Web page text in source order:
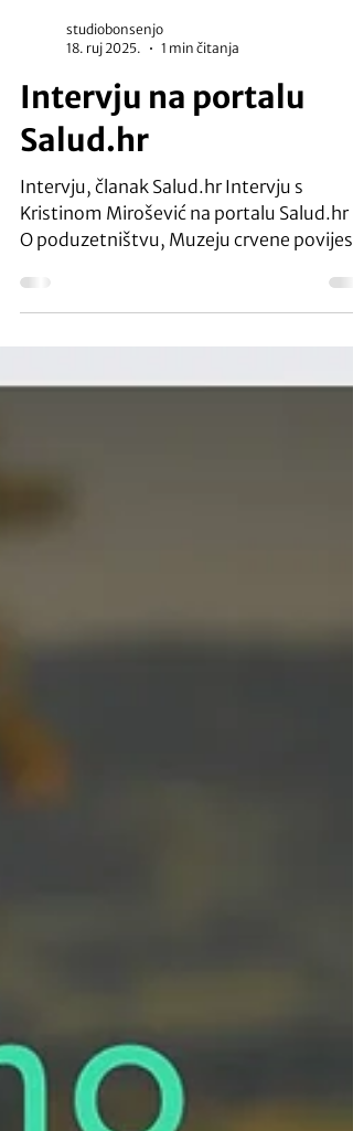
18. ruj 2025.
1 min čitanja
Intervju na portalu
Salud.hr
Intervju, članak Salud.hr Intervju s
Kristinom Mirošević na portalu Salud.hr .
O poduzetništvu, Muzeju crvene